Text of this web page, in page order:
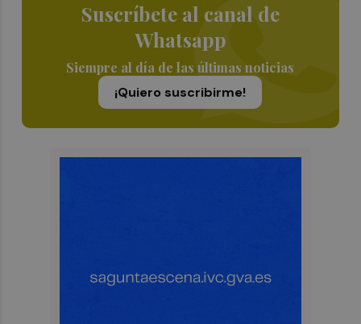
Suscríbete al canal de
Whatsapp
Siempre al día de las últimas noticias
¡Quiero suscribirme!